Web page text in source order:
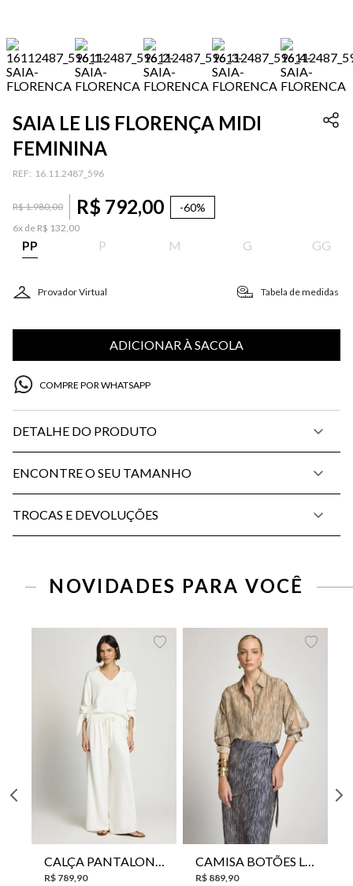
SAIA LE LIS FLORENÇA MIDI
FEMININA
: 16.11.2487_596
R$1.980,00 R$ 792,00 -60%
6x de R$ 132,00
PP P M G GG
Provador Virtual Tabela de medidas
ADICIONAR À SACOLA
COMPRE POR WHATSAPP
DETALHE DO PRODUTO
ENCONTRE O SEU TAMANHO
TROCAS E DEVOLUÇÕES
NOVIDADES PARA VOCÊ
G
R$ 789 90
R$ 889 90